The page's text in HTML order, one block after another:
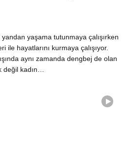
yandan yaşama tutunmaya çalışırken
ile hayatlarını kurmaya çalışıyor.
aynı zamanda dengbej de olan
değil kadın…